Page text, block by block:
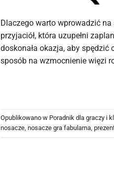
Dlaczego warto wprowadzić
przyjaciół, która uzupełni
doskonała okazja, aby
sposób na wzmocnienie więzi
Opublikowano w Poradnik dla graczy i
nosacze nosacze gra fabularna